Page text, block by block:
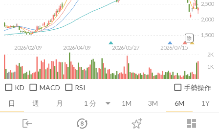
login dashboard
市場 登入
日 週 月 1M 3M 6M 1Y
2026/02/09 2026/04/09 2026/05/27 2026/07/15
1,500
2,000
2,500
1K
2K
除
KD MACD RSI 手勢操作
推薦卡片 消息面 財務報